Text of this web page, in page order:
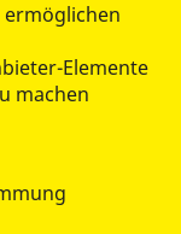
e.V.
Elemente
machen